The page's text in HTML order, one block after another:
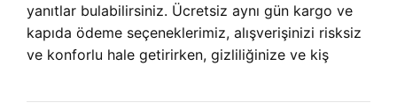
yanıtlar bulabilirsiniz. Ücretsiz aynı gün kargo ve
kapıda ödeme seçeneklerimiz, alışverişinizi risksiz
ve konforlu hale getirirken, gizliliğinize ve kiş